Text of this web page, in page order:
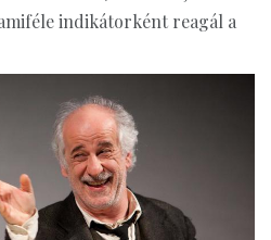
indikátorként reagál a